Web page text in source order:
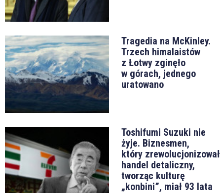
Tragedia na McKinley.
Trzech himalaistów
z Łotwy zginęło
w górach, jednego
uratowano
Toshifumi Suzuki nie
żyje. Biznesmen,
który zrewolucjonizował
handel detaliczny,
tworząc kulturę
„konbini”, miał 93 lata